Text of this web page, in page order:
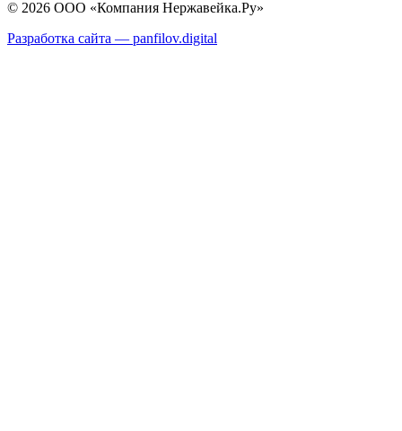
© 2026 ООО «Компания Нержавейка.Ру»
Разработка сайта — panfilov.digital